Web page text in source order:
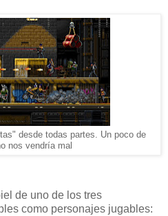
desde todas partes. Un poco de
nos vendría mal
de uno de los tres
como personajes jugables: